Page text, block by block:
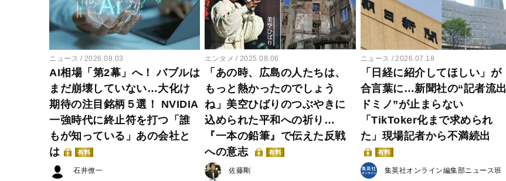
ニュース 2026.08.03
AI相場「第2幕」へ！ バブルは
まだ崩壊していない…大化け
期待の注目銘柄５選！ NVIDIA
一強時代に終止符を打つ「誰
もが知っている」あの会社と
は
有料
石井僚一
エンタメ 2025.08.06
「あの時、広島の人たちは、
もっと熱かったのでしょう
ね」美空ひばりのつぶやきに
込められた平和への祈り…
『一本の鉛筆』で伝えた反戦
への意志
有料
佐藤剛
ニュース 2026.07.18
「日経に紹介してほしい」が
合言葉に…新聞社の“記者流出
ドミノ”が止まらない
「TikToker化まで求められ
た」現場記者から不満続出
有料
集英社オンライン編集部ニュース班